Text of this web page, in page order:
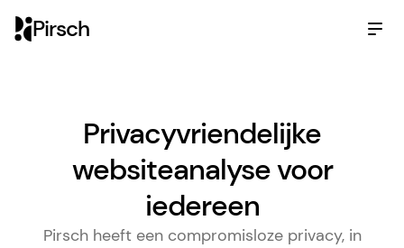
Pirsch
Privacyvriendelijke
websiteanalyse voor
iedereen
Pirsch heeft een compromisloze privacy, in